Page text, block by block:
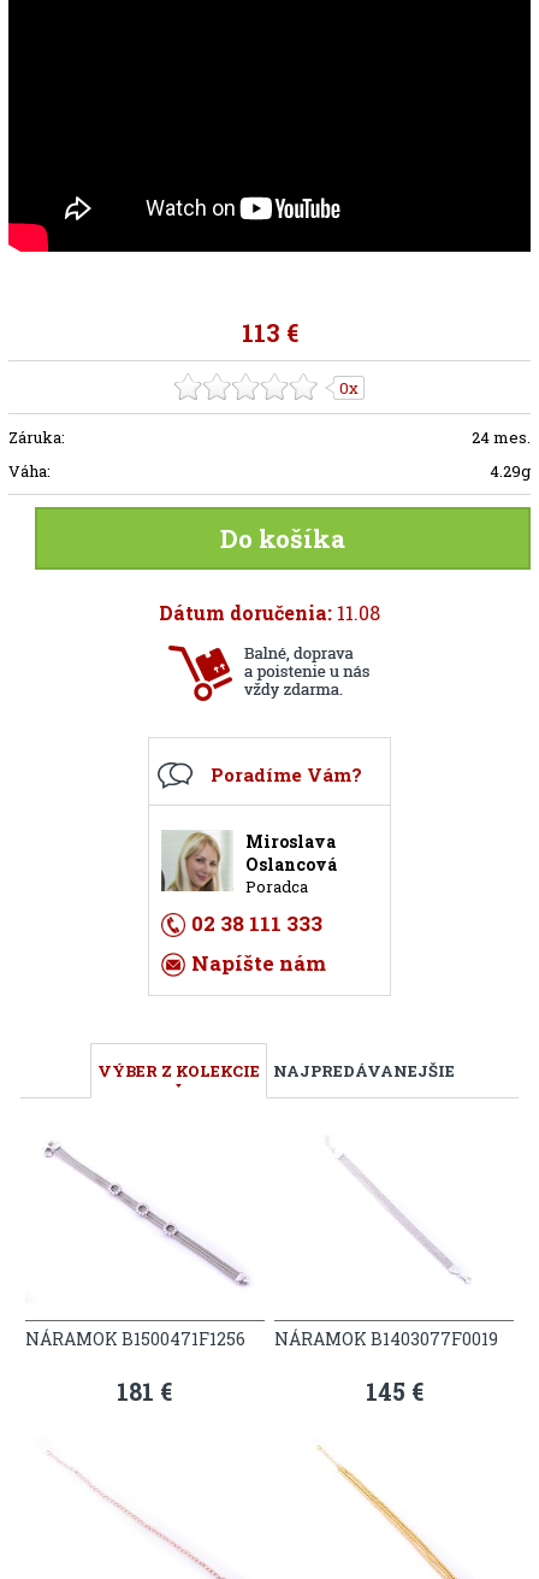
113 €
0x
Záruka:
24 mes.
Váha:
4.29g
Do košíka
Dátum doručenia: 11.08
Poradíme Vám?
Miroslava
Oslancová
Poradca
02 38 111 333
Napíšte nám
VÝBER Z KOLEKCIE NAJPREDÁVANEJŠIE
NÁRAMOK B1500471F1256
181 €
NÁRAMOK B1403077F0019
145 €